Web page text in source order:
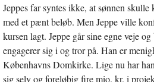
Jeppes far syntes ikke, at sønnen
med et pænt beløb. Men Jeppe ville
kursen lagt. Jeppe går sine egne veje
engagerer sig i og tror på. Han er
Københavns Domkirke. Lige nu har
sig selv og foreløbig fire mio. kr. i